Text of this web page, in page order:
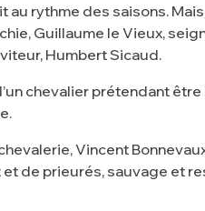
au rythme des saisons.
Guillaume le Vieux,
Humbert Sicaud.
chevalier prétendant
Vincent
de prieurés, sauvage et